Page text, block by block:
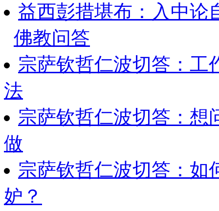
益西彭措堪布：入中论
佛教问答
宗萨钦哲仁波切答：工
法
宗萨钦哲仁波切答：想
做
宗萨钦哲仁波切答：如
妒？